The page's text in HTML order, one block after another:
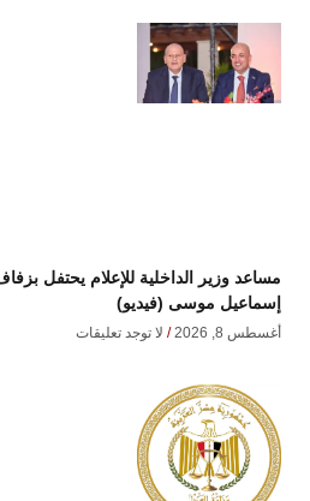
مساعد وزير الداخلية للإعلام يحتفل
إسماعيل موسى (فيديو)
أغسطس 8, 2026 لا توجد تعليقات